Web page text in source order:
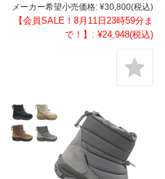
メーカー希望小売価格: ¥30,800(税込)
【会員SALE！8月11日23時59分ま
で！】: ¥24,948(税込)